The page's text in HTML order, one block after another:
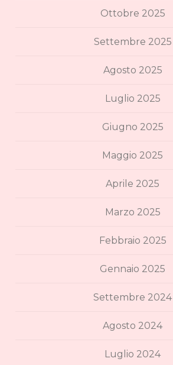
Ottobre 2025
Settembre 2025
Agosto 2025
Luglio 2025
Giugno 2025
Maggio 2025
Aprile 2025
Marzo 2025
Febbraio 2025
Gennaio 2025
Settembre 2024
Agosto 2024
Luglio 2024